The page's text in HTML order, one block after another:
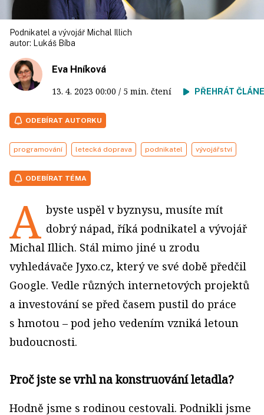
Podnikatel a vývojář Michal Illich
autor:
Lukáš Bíba
Eva Hníková
13. 4. 2023 00:00 / 5 min. čtení PŘEHRÁT
ODEBÍRAT AUTORKU
programování letecká doprava podnikatel vývojářství
ODEBÍRAT TÉMA
A byste uspěl v byznysu, musíte mít
dobrý nápad, říká podnikatel a vývojář
Michal Illich. Stál mimo jiné u zrodu
vyhledávače Jyxo.cz, který ve své době předčil
Google. Vedle různých internetových projektů
a investování se před časem pustil do práce
s hmotou – pod jeho vedením vzniká letoun
budoucnosti.
Proč jste se vrhl na konstruování letadla?
Hodně jsme s rodinou cestovali. Podnikli jsme